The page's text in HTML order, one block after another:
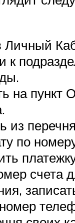
Личный
к
на пункт
из
по
счета